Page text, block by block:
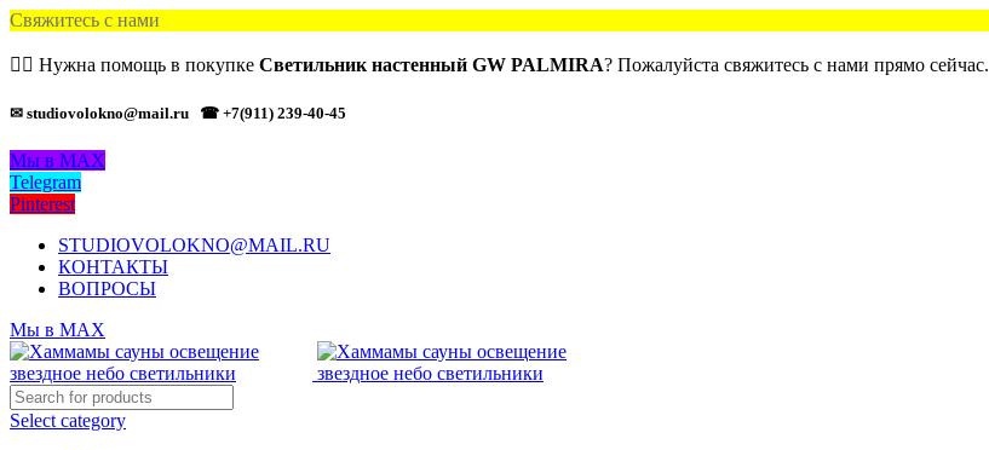
Свяжитесь с нами
🙋‍♂️ Нужна помощь в покупке Светильник настенный GW PALMIRA? Пожалуйста свяжитесь с нами прямо сейчас.
✉ studiovolokno@mail.ru ☎ +7(911) 239-40-45
Мы в MAX
Telegram
Pinterest
STUDIOVOLOKNO@MAIL.RU
КОНТАКТЫ
ВОПРОСЫ
Мы в MAX
Select category